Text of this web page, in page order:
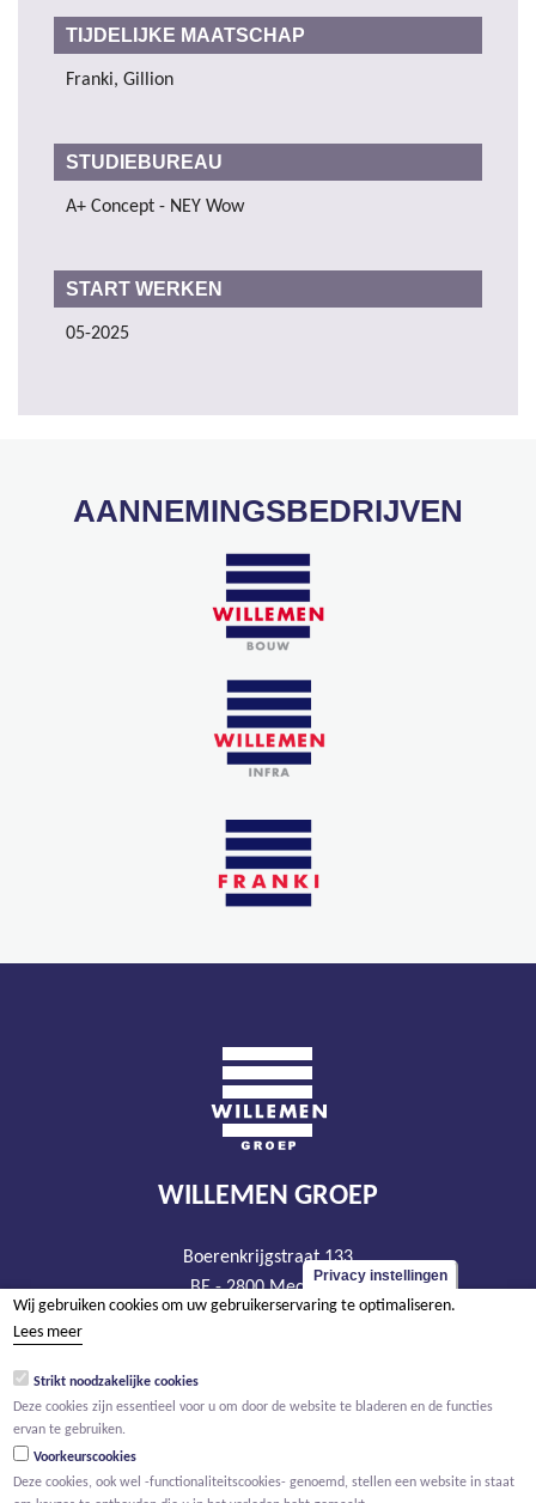
TIJDELIJKE MAATSCHAP
Franki, Gillion
STUDIEBUREAU
A+ Concept - NEY Wow
START WERKEN
05-2025
AANNEMINGSBEDRIJVEN
WILLEMEN GROEP
Boerenkrijgstraat 133
BE - 2800 Mechelen
tel +32 15 569 965
BTW BE 0466.256.432
Privacy instellingen
Wij gebruiken cookies om uw gebruikerservaring te optimaliseren.
Lees meer
Strikt noodzakelijke cookies
Deze cookies zijn essentieel voor u om door de website te bladeren en de functies
ervan te gebruiken.
Voorkeurscookies
Deze cookies, ook wel -functionaliteitscookies- genoemd, stellen een website in staat